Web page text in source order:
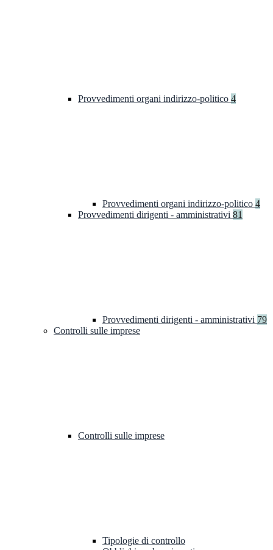
Provvedimenti organi indirizzo-politico 4
Provvedimenti organi indirizzo-politico 4
Provvedimenti dirigenti - amministrativi 81
Provvedimenti dirigenti - amministrativi 79
Controlli sulle imprese
Controlli sulle imprese
Tipologie di controllo